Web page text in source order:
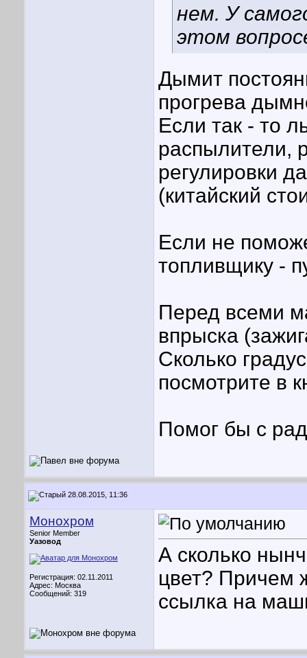
нем. У
этом
Дымит
прогрева
Если так - то
распылители,
регулировки
(китайский
Если не
топливщику -
Перед всеми
впрыска
Сколько
посмотрите в
Помог бы с
28.08.2015, 11:36
Монохром
Senior Member
Уазовод
Регистрация: 02.11.2011
Адрес: Москва
Сообщений: 319
А сколько
цвет? Причем
ссылка на